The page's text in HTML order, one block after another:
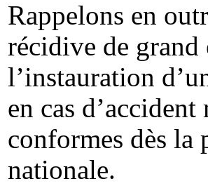
Rappelons en
récidive de grand
l’instauration
en cas
conformes dès la
nationale.